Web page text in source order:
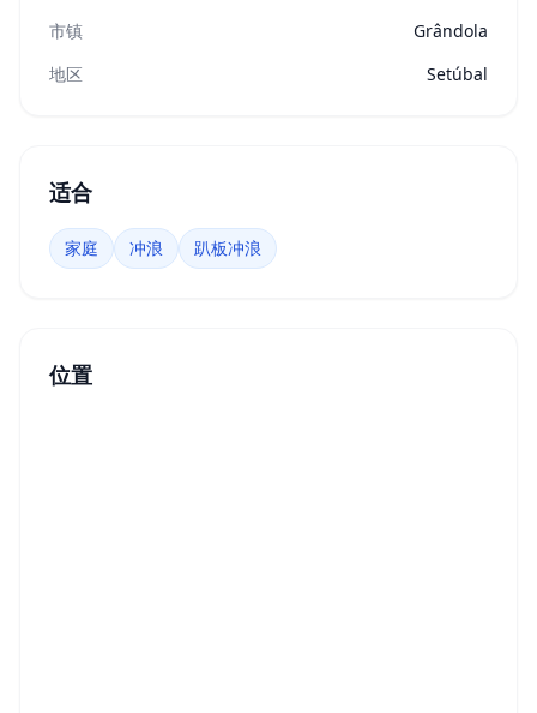
市镇
Grândola
地区
Setúbal
适合
家庭 冲浪 趴板冲浪
位置